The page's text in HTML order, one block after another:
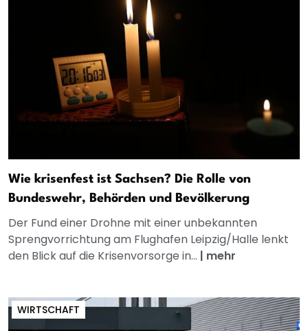
Wie krisenfest ist Sachsen? Die Rolle von
Bundeswehr, Behörden und Bevölkerung
Der Fund einer Drohne mit einer unbekannten
Sprengvorrichtung am Flughafen Leipzig/Halle lenkt
den Blick auf die Krisenvorsorge in... | mehr
WIRTSCHAFT